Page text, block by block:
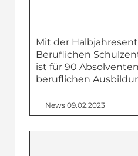
Mit der
Beruflichen
ist für 90
beruflichen
News 09.02.2023